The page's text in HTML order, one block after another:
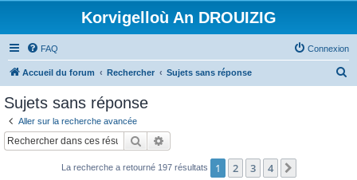
Korvigelloù An DROUIZIG
FAQ Connexion
Accueil du forum Rechercher Sujets sans réponse
Sujets sans réponse
Aller sur la recherche avancée
Rechercher
La recherche a retourné 197 résultats 1 2 3 4